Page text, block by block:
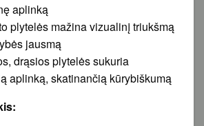
aplinką
plytelės mažina vizualinį triukšmą
jausmą
drąsios plytelės sukuria
aplinką, skatinančią kūrybiškumą